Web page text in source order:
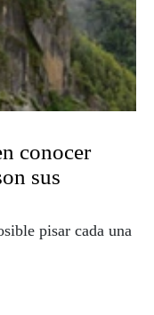
conocer
sus
pisar cada una